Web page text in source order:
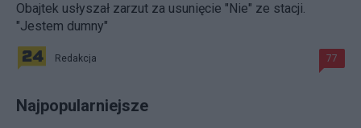
Obajtek usłyszał zarzut za usunięcie "Nie" ze stacji.
"Jestem dumny"
Redakcja 77
Najpopularniejsze